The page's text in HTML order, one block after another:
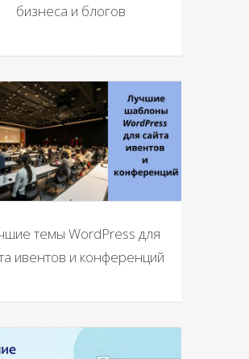
бизнеса и блогов
темы WordPress для
ивентов и конференций